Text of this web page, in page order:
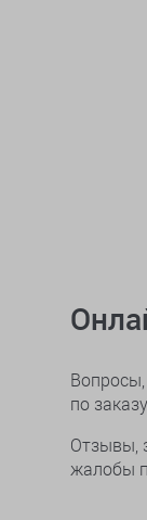
по
Отзывы,
жалобы